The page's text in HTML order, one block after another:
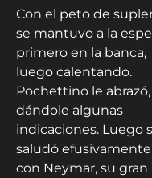
Con el peto de
se mantuvo a la
primero en la banca,
luego calentando.
Pochettino le abrazó,
dándole algunas
indicaciones. Luego
saludó efusivamente
con Neymar, su gran